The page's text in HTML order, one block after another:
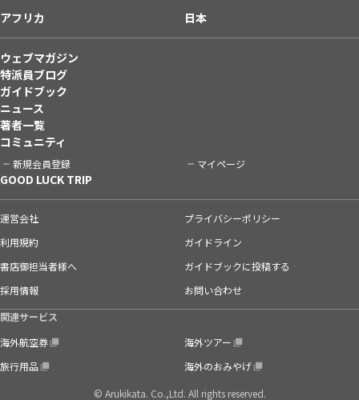
アフリカ
日本
ウェブマガジン
特派員ブログ
ガイドブック
ニュース
著者一覧
コミュニティ
新規会員登録 マイページ
GOOD LUCK TRIP
運営会社
プライバシーポリシー
利用規約
ガイドライン
書店御担当者様へ
ガイドブックに投稿する
採用情報
お問い合わせ
関連サービス
海外航空券
海外ツアー
旅行用品
海外のおみやげ
© Arukikata. Co.,Ltd. All rights reserved.